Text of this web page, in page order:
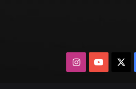
يوتيوبانستقرام